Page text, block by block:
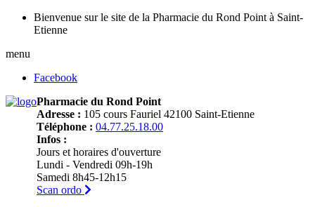
Bienvenue sur le site de la Pharmacie du Rond Point à Saint-
Etienne
menu
Facebook
Pharmacie du Rond Point
Adresse : 105 cours Fauriel 42100 Saint-Etienne
Téléphone : 04.77.25.18.00
Infos :
Jours et horaires d'ouverture
Lundi - Vendredi 09h-19h
Samedi 8h45-12h15
Scan ordo